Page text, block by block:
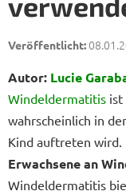
Autor: Lucie
Windeldermatitis ist
wahrscheinlich in
Kind auftreten wird.
Erwachsene an
Windeldermatitis